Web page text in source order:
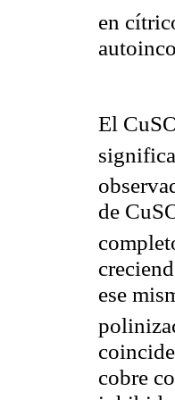
en
El
de
ese
cobre